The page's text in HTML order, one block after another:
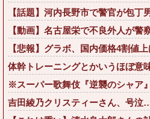
【話題】河内長野市で警官が包丁
【動画】名古屋栄で不良外人が警
【悲報】グラボ、国内価格4割値
体幹トレーニングとかいうほぼ意
※スーパー歌舞伎『逆襲のシャア
吉田綾乃クリスティーさん、号泣